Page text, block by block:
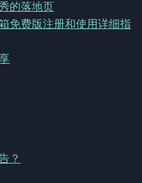
的落地页
免费版注册和使用详细指
？